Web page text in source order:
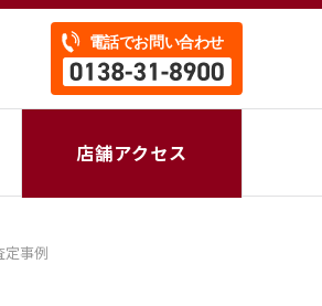
店舗アクセス
定事例